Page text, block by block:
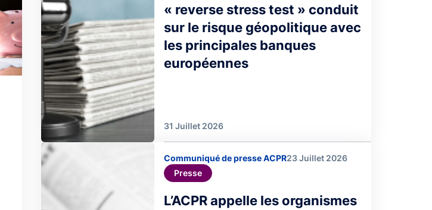
« reverse stress test » conduit
sur le risque géopolitique avec
les principales banques
européennes
31 Juillet 2026
Image
Communiqué de presse ACPR23 Juillet 2026
Presse
L’ACPR appelle les organismes